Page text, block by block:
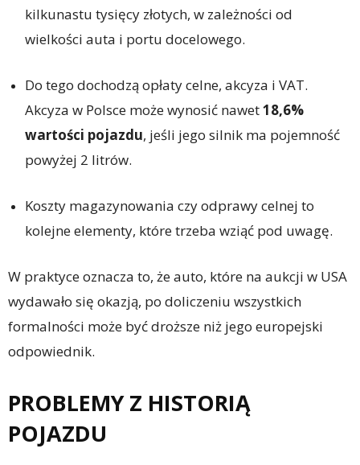
kilkunastu tysięcy złotych, w zależności od
wielkości auta i portu docelowego.
Do tego dochodzą opłaty celne, akcyza i VAT.
Akcyza w Polsce może wynosić nawet18,6%
wartości pojazdu, jeśli jego silnik ma pojemność
powyżej 2 litrów.
Koszty magazynowania czy odprawy celnej to
kolejne elementy, które trzeba wziąć pod uwagę.
W praktyce oznacza to, że auto, które na aukcji w USA
wydawało się okazją, po doliczeniu wszystkich
formalności może być droższe niż jego europejski
odpowiednik.
PROBLEMY Z HISTORIĄ
POJAZDU